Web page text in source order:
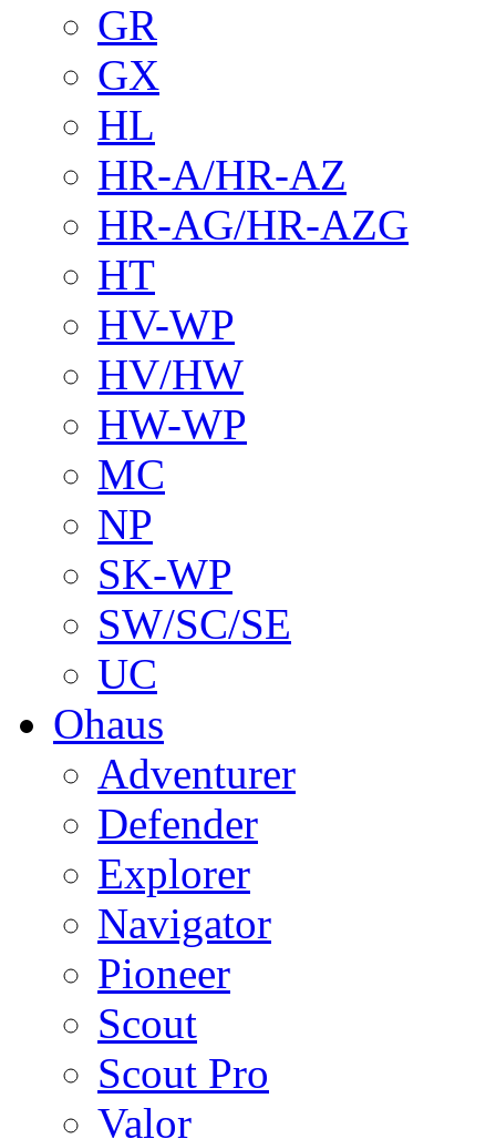
GR
GX
HL
HR-A/HR-AZ
HR-AG/HR-AZG
HT
HV-WP
HV/HW
HW-WP
MC
NP
SK-WP
SW/SC/SE
UC
Ohaus
Adventurer
Defender
Explorer
Navigator
Pioneer
Scout
Scout Pro
Valor